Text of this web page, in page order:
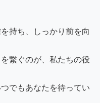
持ち、しっかり前を向
繋ぐのが、私たちの役
でもあなたを待ってい